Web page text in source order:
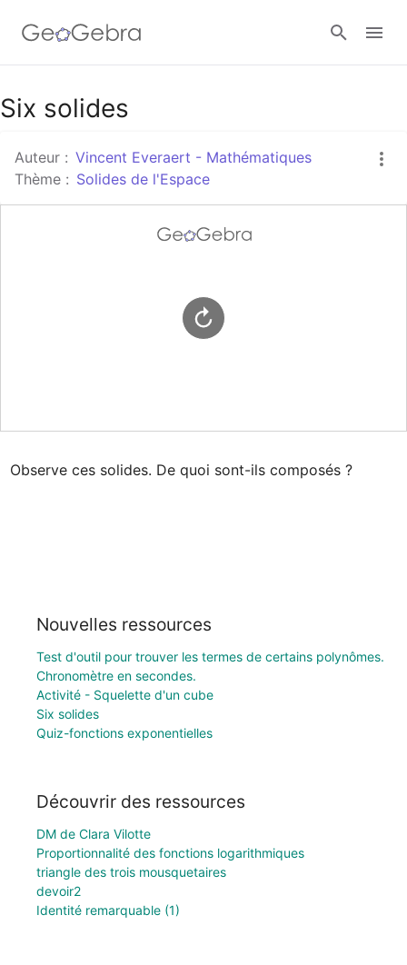
Google Classroom
Classe GeoGebra
Se connecter
Six solides
Auteur : Vincent Everaert - Mathématiques
Thème : Solides de l'Espace
Observe ces solides. De quoi sont-ils composés ?
Nouvelles ressources
Test d'outil pour trouver les termes de certains polynômes.
Chronomètre en secondes.
Activité - Squelette d'un cube
Six solides
Quiz-fonctions exponentielles
Découvrir des ressources
DM de Clara Vilotte
Proportionnalité des fonctions logarithmiques
triangle des trois mousquetaires
devoir2
Identité remarquable (1)